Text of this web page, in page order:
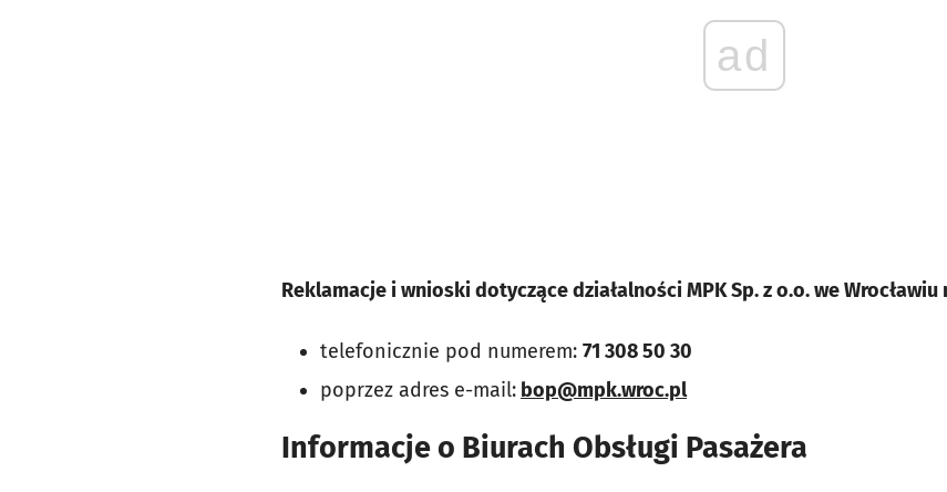
ad
Reklamacje i wnioski dotyczące działalności MPK Sp. z o.o. we Wrocławiu
telefonicznie pod numerem: 71 308 50 30
poprzez adres e-mail: bop@mpk.wroc.pl
Informacje o Biurach Obsługi Pasażera